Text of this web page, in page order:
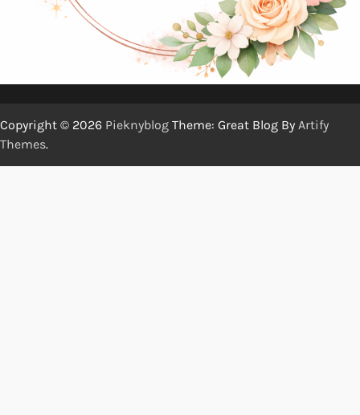
Copyright © 2026 Pieknyblog Theme: Great Blog By Artify
Themes.